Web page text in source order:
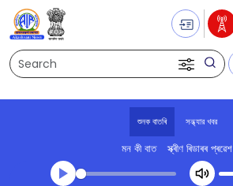
Search
শুনক বাতৰি সন্ধ্যার খবর
মন কী বাত স্ক্ৰীণ ৰিডাৰৰ প্ৰৱেশ